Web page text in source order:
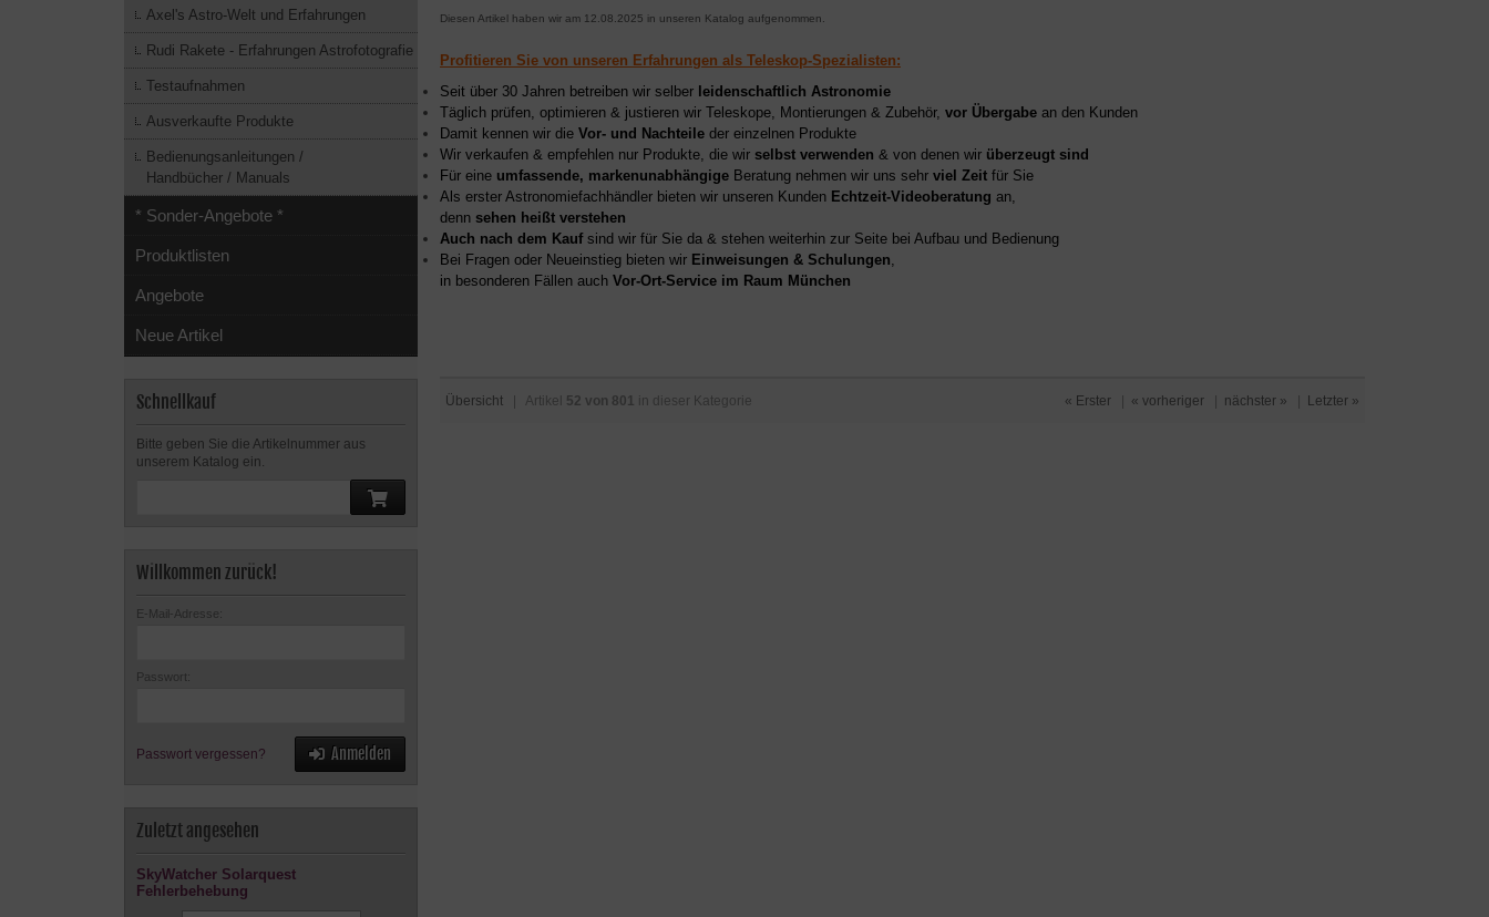
Diesen Artikel haben wir am 12.08.2025 in unseren Katalog aufgenommen.
Profitieren Sie von unseren Erfahrungen als Teleskop-Spezialisten:
Seit über 30 Jahren betreiben wir selber leidenschaftlich Astronomie
Täglich prüfen, optimieren & justieren wir Teleskope, Montierungen & Zubehör, vor Übergabe an den Kunden
Damit kennen wir die Vor- und Nachteile der einzelnen Produkte
Wir verkaufen & empfehlen nur Produkte, die wir selbst verwenden & von denen wir überzeugt sind
Für eine umfassende, markenunabhängige Beratung nehmen wir uns sehr viel Zeit für Sie
Als erster Astronomiefachhändler bieten wir unseren Kunden Echtzeit-Videoberatung an,
denn sehen heißt verstehen
Auch nach dem Kaufsind wir für Sie da & stehen weiterhin zur Seite bei Aufbau und Bedienung
Bei Fragen oder Neueinstieg bieten wir Einweisungen & Schulungen
in besonderen Fällen auch Vor-Ort-Service im Raum München
Übersicht | Artikel 52 von 801 in dieser Kategorie « Erster | « vorheriger | nächster » | Letzter »
Axel's Astro-Welt und Erfahrungen
Rudi Rakete - Erfahrungen Astrofotografie
Testaufnahmen
Ausverkaufte Produkte
Bedienungsanleitungen /
Handbücher / Manuals
* Sonder-Angebote *
Produktlisten
Angebote
Neue Artikel
Schnellkauf
Bitte geben Sie die Artikelnummer aus
unserem Katalog ein.
Willkommen zurück!
E-Mail-Adresse:
Passwort:
Passwort vergessen? Anmelden
Zuletzt angesehen
SkyWatcher Solarquest
Fehlerbehebung